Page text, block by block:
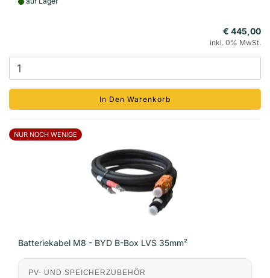
€ 445,00
inkl. 0% MwSt.
In Den Warenkorb
NUR NOCH WENIGE
Batteriekabel M8 - BYD B-Box LVS 35mm²
PV- UND SPEICHERZUBEHÖR